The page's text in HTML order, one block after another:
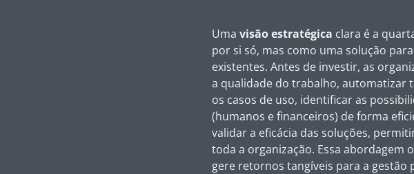
Uma visão estratégica clara é a
por si só, mas como uma solução
existentes. Antes de investir, as
a qualidade do trabalho, automatizar
os casos de uso, identificar as
(humanos e financeiros) de forma
validar a eficácia das soluções,
toda a organização. Essa abordagem
gere retornos tangíveis para a gestão